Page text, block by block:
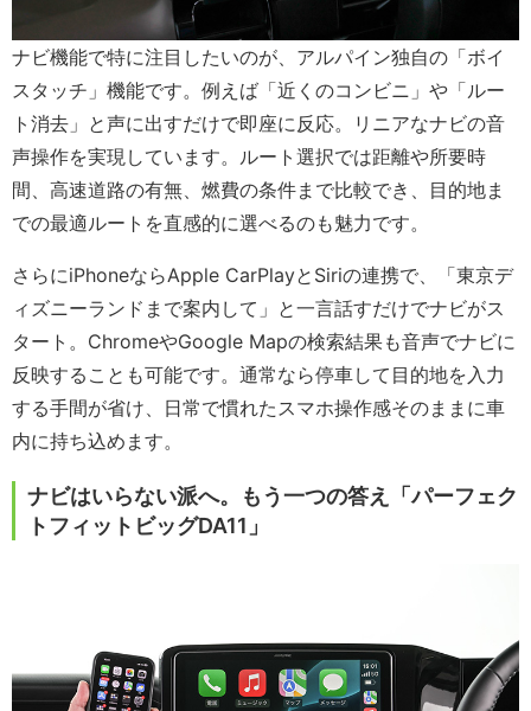
ナビ機能で特に注目したいのが、アルパイン独自の「ボイ
スタッチ」機能です。例えば「近くのコンビニ」や「ルー
ト消去」と声に出すだけで即座に反応。リニアなナビの音
声操作を実現しています。ルート選択では距離や所要時
間、高速道路の有無、燃費の条件まで比較でき、目的地ま
での最適ルートを直感的に選べるのも魅力です。
さらにiPhoneならApple CarPlayとSiriの連携で、「東京デ
ィズニーランドまで案内して」と一言話すだけでナビがス
タート。ChromeやGoogle Mapの検索結果も音声でナビに
反映することも可能です。通常なら停車して目的地を入力
する手間が省け、日常で慣れたスマホ操作感そのままに車
内に持ち込めます。
ナビはいらない派へ。もう一つの答え「パーフェク
トフィットビッグDA11」